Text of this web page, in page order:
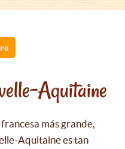
Aquitaine
más grande,
Aquitaine es tan